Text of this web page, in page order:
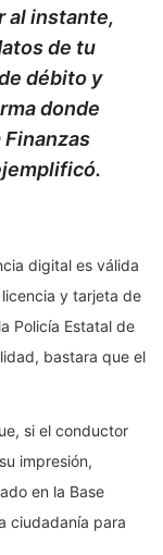
al instante,
de tu
débito y
donde
Finanzas
digital es válida
y tarjeta de
Policía Estatal de
bastara que el
si el conductor
impresión,
en la Base
ciudadanía para